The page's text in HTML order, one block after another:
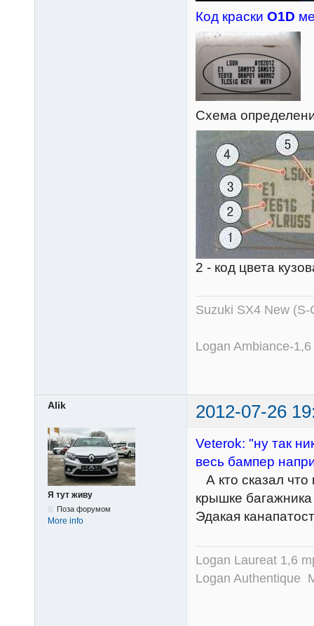
Код краски O1D
Схема
2 - код цвета
Suzuki SX4 New (S-
Logan Ambiance-
Alik 2012-07-26
Я тут живу
Поза форумом
More info
Veterok: "ну так
весь бампер
А кто сказал
крышке
Эдакая
Logan Laureat 1,6
Logan Authentique